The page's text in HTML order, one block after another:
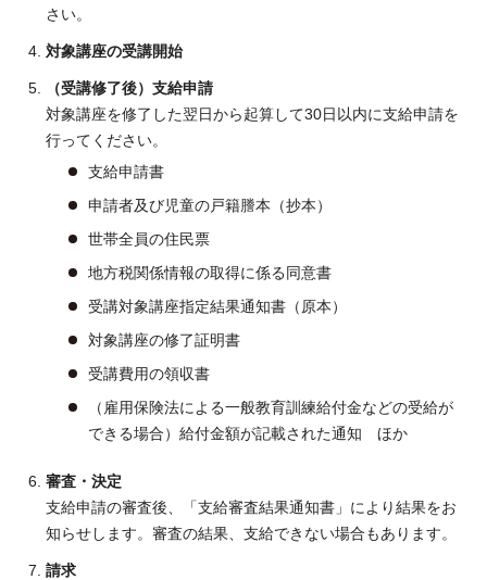
さい。
対象講座の受講開始
（受講修了後）支給申請
対象講座を修了した翌日から起算して30日以内に支給申請を
行ってください。
支給申請書
申請者及び児童の戸籍謄本（抄本）
世帯全員の住民票
地方税関係情報の取得に係る同意書
受講対象講座指定結果通知書（原本）
対象講座の修了証明書
受講費用の領収書
（雇用保険法による一般教育訓練給付金などの受給が
できる場合）給付金額が記載された通知 ほか
審査・決定
支給申請の審査後、「支給審査結果通知書」により結果をお
知らせします。審査の結果、支給できない場合もあります。
請求